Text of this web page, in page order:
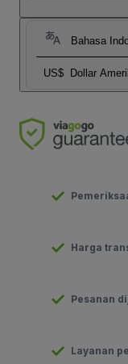
Bahasa
US$ Dollar
Harga
Pesanan
Layanan